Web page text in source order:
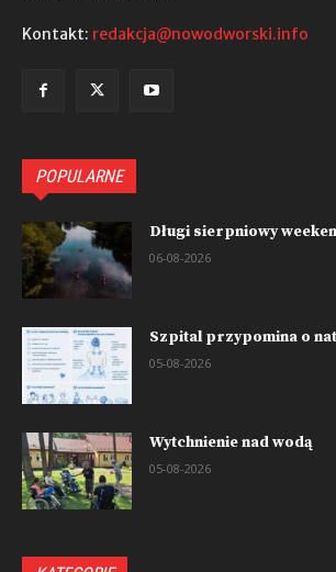
Kontakt: redakcja@nowodworski.info
POPULARNE
Długi sierpniowy
06-08-2026
Szpital przypomina o
05-08-2026
Wytchnienie nad wodą
05-08-2026